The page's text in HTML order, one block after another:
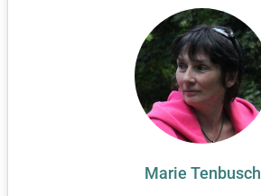
Marie Tenbusch